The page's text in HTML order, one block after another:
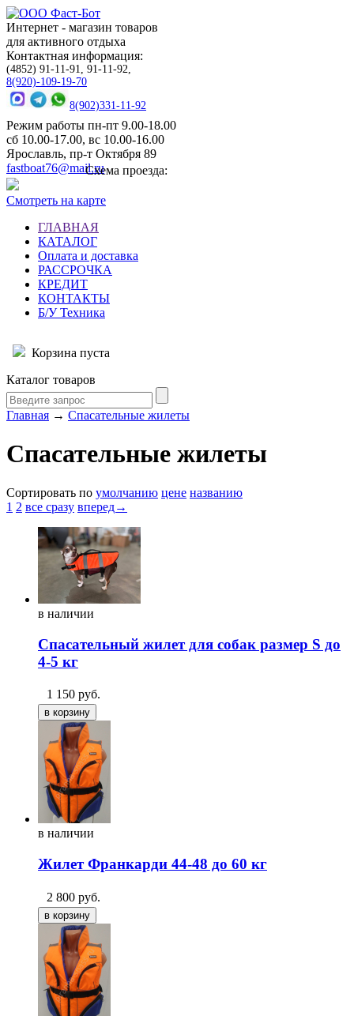
Интернет - магазин товаров
для активного отдыха
Контактная информация:
(4852) 91-11-91, 91-11-92,
8(920)-109-19-70
8(902)331-11-92
Режим работы пн-пт 9.00-18.00
сб 10.00-17.00, вс 10.00-16.00
Ярославль, пр-т Октября 89
fastboat76@mail.ruСхема проезда:
Смотреть на карте
ГЛАВНАЯ
КАТАЛОГ
Оплата и доставка
РАССРОЧКА
КРЕДИТ
КОНТАКТЫ
Б/У Техника
Корзина пуста
Каталог товаров
Главная → Спасательные жилеты
Спасательные жилеты
Сортировать по умолчанию цене названию
1 2 все сразу вперед→
в наличии
Спасательный жилет для собак размер S до
4-5 кг
1 150 руб.
в наличии
Жилет Франкарди 44-48 до 60 кг
2 800 руб.